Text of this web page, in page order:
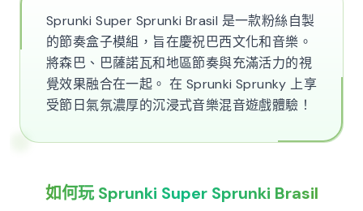
Sprunki Super Sprunki Brasil 是一款粉絲自製
的節奏盒子模組，旨在慶祝巴西文化和音樂。
將森巴、巴薩諾瓦和地區節奏與充滿活力的視
覺效果融合在一起。 在 Sprunki Sprunky 上享
受節日氣氛濃厚的沉浸式音樂混音遊戲體驗！
如何玩 Sprunki Super Sprunki Brasil